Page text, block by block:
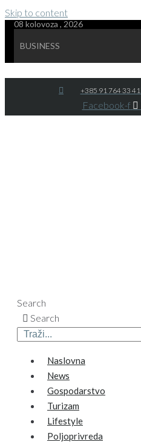
Skip to content
08 kolovoza , 2026
BUSINESS
+385 91 764 33 41
Facebook-f
Search
Search
Naslovna
News
Gospodarstvo
Turizam
Lifestyle
Poljoprivreda